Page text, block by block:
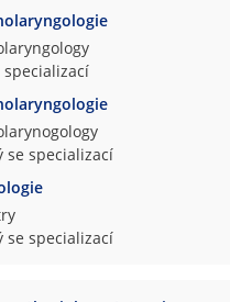
se specializací
se specializací